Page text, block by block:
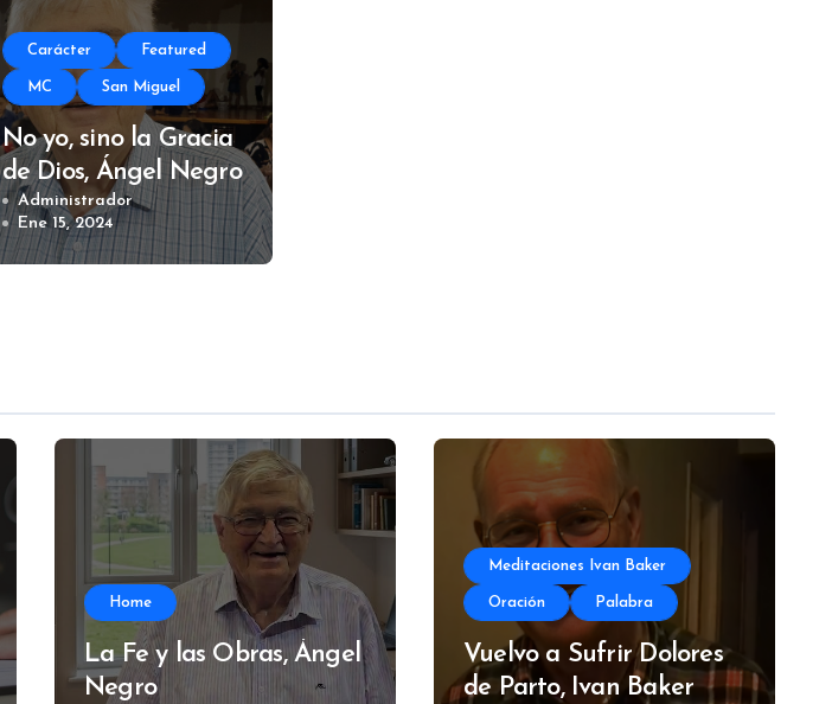
Carácter Featured
MC San Miguel
No yo, sino la Gracia
de Dios, Ángel Negro
Administrador
Ene 15, 2024
Home
La Fe y las Obras, Ángel
Negro
Meditaciones Ivan Baker
Oración Palabra
Vuelvo a Sufrir Dolores
de Parto, Ivan Baker